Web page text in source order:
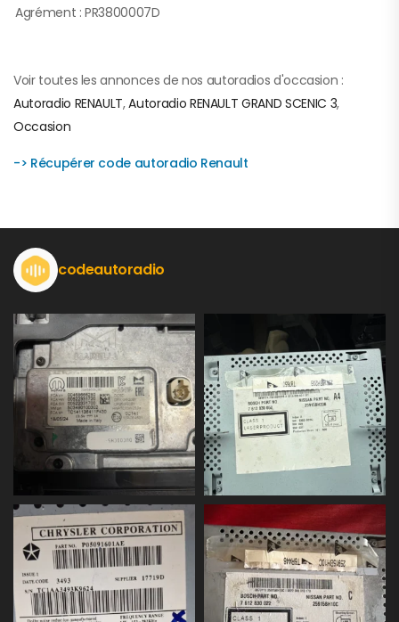
Agrément : PR3800007D
Voir toutes les annonces de nos autoradios d'occasion :
Autoradio RENAULT,Autoradio RENAULT GRAND SCENIC 3,
Occasion
-> Récupérer code autoradio Renault
codeautoradio